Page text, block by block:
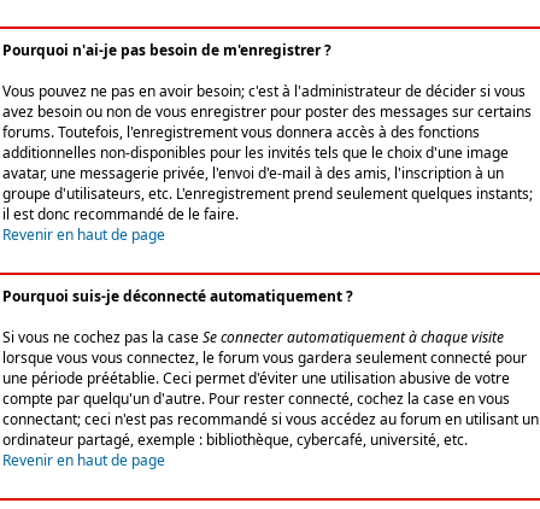
Pourquoi n'ai-je pas besoin de m'enregistrer ?
Vous pouvez ne pas en avoir besoin; c'est à l'administrateur de décider si vous
avez besoin ou non de vous enregistrer pour poster des messages sur certains
forums. Toutefois, l'enregistrement vous donnera accès à des fonctions
additionnelles non-disponibles pour les invités tels que le choix d'une image
avatar, une messagerie privée, l'envoi d'e-mail à des amis, l'inscription à un
groupe d'utilisateurs, etc. L'enregistrement prend seulement quelques instants;
il est donc recommandé de le faire.
Revenir en haut de page
Pourquoi suis-je déconnecté automatiquement ?
Si vous ne cochez pas la caseSe connecter automatiquement à chaque visite
lorsque vous vous connectez, le forum vous gardera seulement connecté pour
une période préétablie. Ceci permet d'éviter une utilisation abusive de votre
compte par quelqu'un d'autre. Pour rester connecté, cochez la case en vous
connectant; ceci n'est pas recommandé si vous accédez au forum en utilisant un
ordinateur partagé, exemple : bibliothèque, cybercafé, université, etc.
Revenir en haut de page